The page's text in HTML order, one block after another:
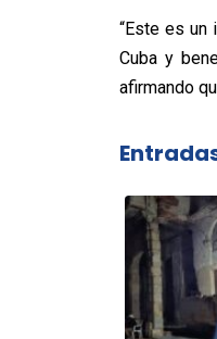
“Este es un
Cuba y
afirmando